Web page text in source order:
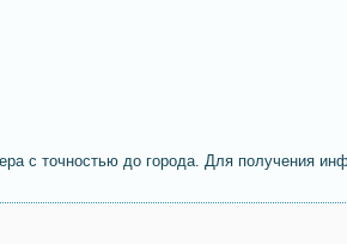
с точностью до города. Для получения